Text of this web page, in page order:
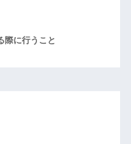
際に行うこと